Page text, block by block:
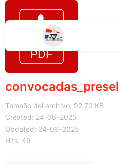
Tamaño del archivo: 92.70 KB
Created: 24-06-2025
Updated: 24-06-2025
Hits: 49